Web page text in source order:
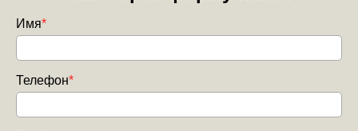
Имя*
Телефон*